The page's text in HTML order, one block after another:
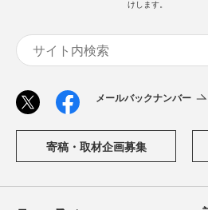
けします。
メールバックナンバー
寄稿・取材企画募集